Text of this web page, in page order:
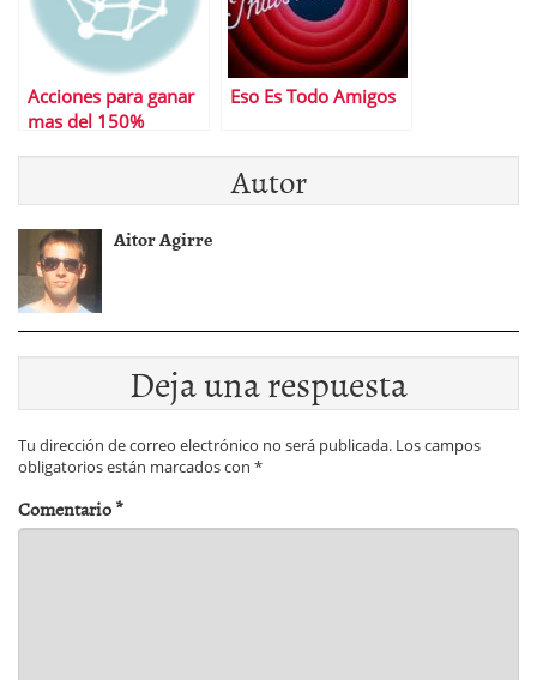
Acciones para ganar
mas del 150%
Eso Es Todo Amigos
Autor
Aitor Agirre
Deja una respuesta
Tu dirección de correo electrónico no será publicada. Los campos
obligatorios están marcados con *
Comentario*